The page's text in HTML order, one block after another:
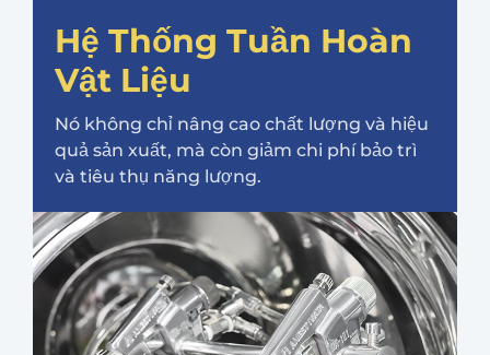
Hệ Thống Tuần Hoàn
Vật Liệu
Nó không chỉ nâng cao chất lượng và hiệu
quả sản xuất, mà còn giảm chi phí bảo trì
và tiêu thụ năng lượng.